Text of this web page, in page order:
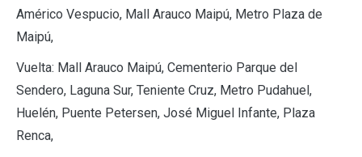
Américo Vespucio, Mall Arauco Maipú, Metro Plaza de
Maipú,
Vuelta: Mall Arauco Maipú, Cementerio Parque del
Sendero, Laguna Sur, Teniente Cruz, Metro Pudahuel,
Huelén, Puente Petersen, José Miguel Infante, Plaza
Renca,